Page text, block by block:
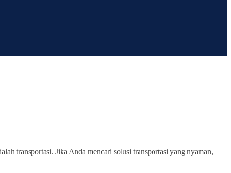
transportasi. Jika Anda mencari solusi transportasi yang nyaman,